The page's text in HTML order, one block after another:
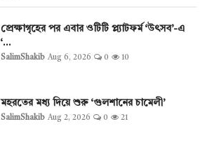
প্রেক্ষাগৃহের পর এবার ওটিটি প্ল্যাটফর্ম ‘উৎসব’-এ
‘...
SalimShakib Aug 6, 2026 0 10
মহরতের মধ্য দিয়ে শুরু ‘গুলশানের চামেলী’
SalimShakib Aug 2, 2026 0 21